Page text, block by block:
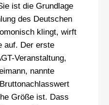
ist die Grundlage
des Deutschen
klingt, wirft
auf. Der erste
Veranstaltung,
nannte
Größe ist. Dass